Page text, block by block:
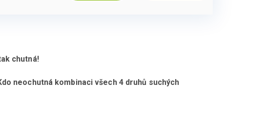
chutná!
neochutná kombinaci všech 4 druhů suchých